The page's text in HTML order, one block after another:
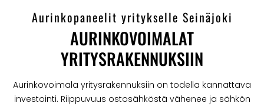
Aurinkopaneelit yritykselle Seinäjoki
AURINKOVOIMALAT
YRITYSRAKENNUKSIIN
Aurinkovoimala yritysrakennuksiin on todella kannattava
investointi. Riippuvuus ostosähköstä vähenee ja sähkön